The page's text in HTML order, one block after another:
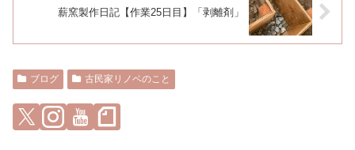
薪窯製作日記【作業25日目】「剥離剤」
ブログ 古民家リノベのこと